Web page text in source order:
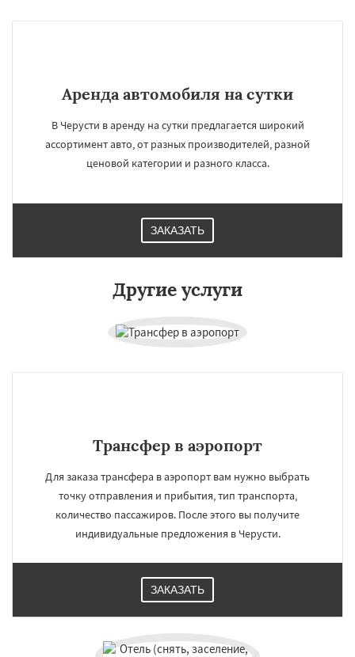
Аренда автомобиля на сутки
В Черусти в аренду на сутки предлагается широкий
ассортимент авто, от разных производителей, разной
ценовой категории и разного класса.
ЗАКАЗАТЬ
Другие услуги
Трансфер в аэропорт
Для заказа трансфера в аэропорт вам нужно выбрать
точку отправления и прибытия, тип транспорта,
количество пассажиров. После этого вы получите
индивидуальные предложения в Черусти.
ЗАКАЗАТЬ
УЗНАТЬ ПОДРОБНЕЕ